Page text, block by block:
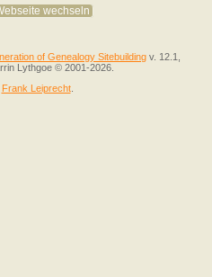
wechseln
of Genealogy Sitebuilding v. 12.1,
Lythgoe © 2001-2026.
Frank Leiprecht.